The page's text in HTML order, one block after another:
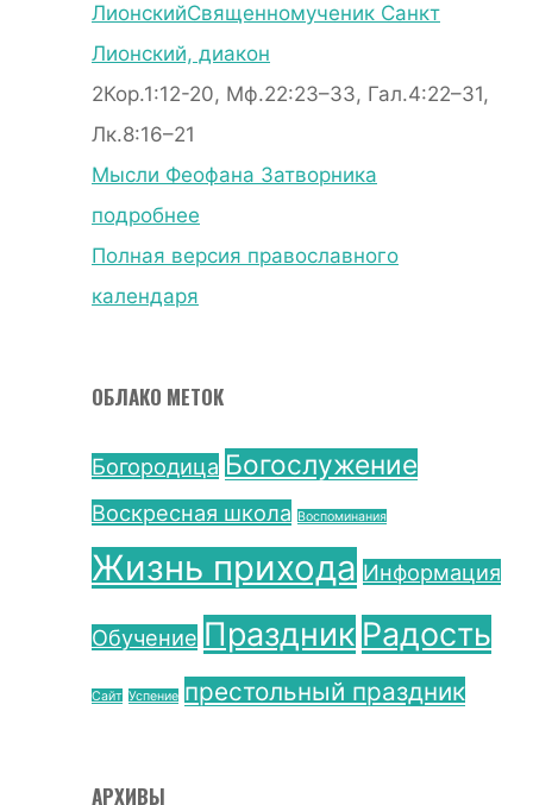
ЛионскийСвященномученик Санкт
Лионский, диакон
2Кор.1:12-20, Мф.22:23–33, Гал.4:22–31,
Лк.8:16–21
Мысли Феофана Затворника
подробнее
Полная версия православного
календаря
ОБЛАКО МЕТОК
Богородица Богослужение
Воскресная школа Воспоминания
Жизнь прихода Информация
Обучение Праздник Радость
Сайт Успение престольный праздник
АРХИВЫ